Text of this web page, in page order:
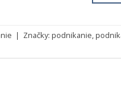
| Značky: podnikanie,